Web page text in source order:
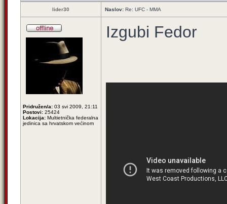
lider30 Naslov: Re: UFC - MMA
Pridružen/a: 03 svi 2009, 21:11
Postovi: 25424
Lokacija: Multietnička federalna
jedinica sa hrvatskom većinom
Izgubi Fedor